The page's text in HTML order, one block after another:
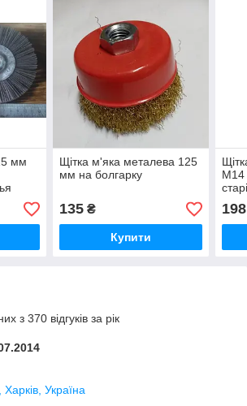
мм
Щітка м'яка металева 125
мм на болгарку
135₴
Купити
М14
198
з 370 відгуків за рік
Україна